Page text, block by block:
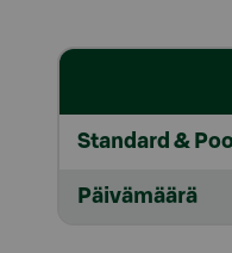
Standard &
Päivämäärä